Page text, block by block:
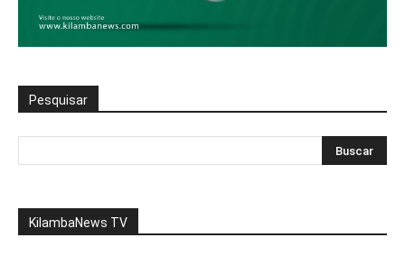
Pesquisar
KilambaNews TV